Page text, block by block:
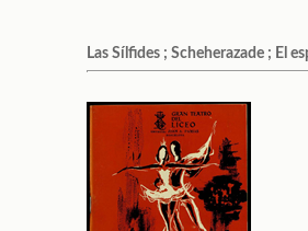
Las Sílfides ; Scheherazade ; El